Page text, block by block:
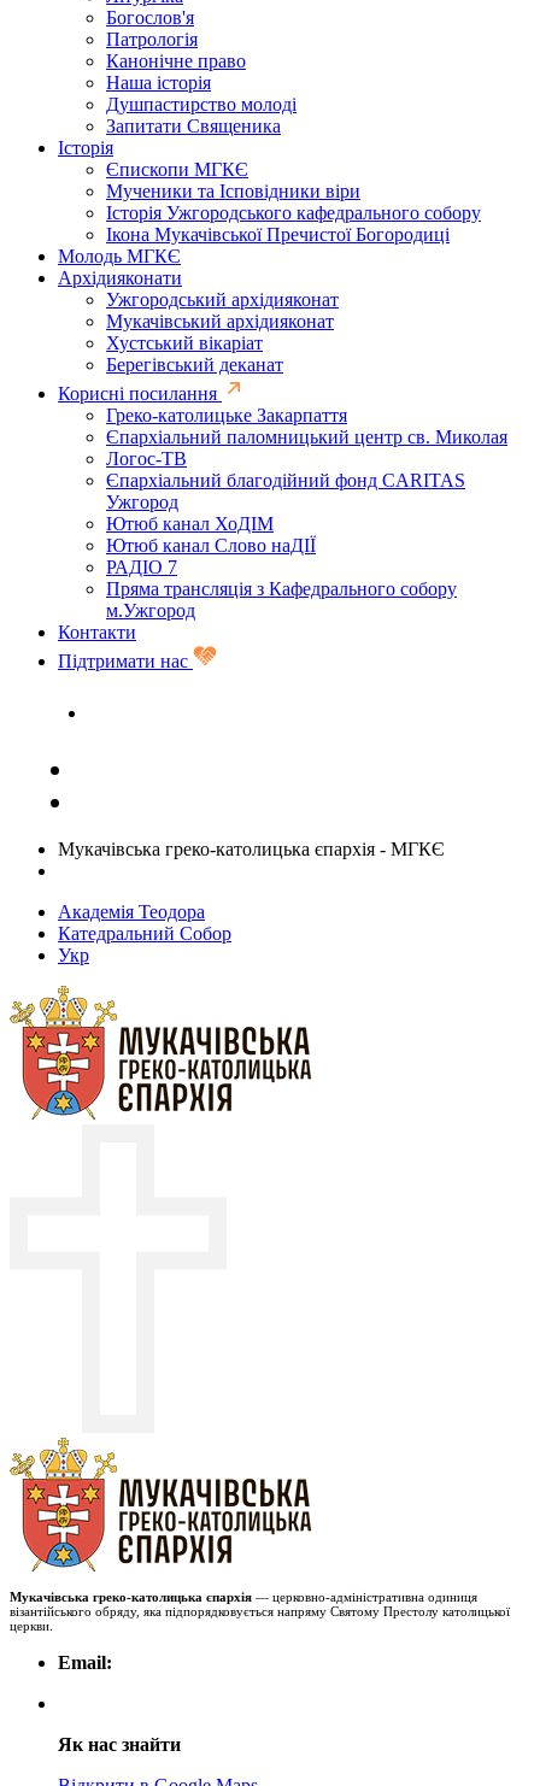
Богослов'я
Патрологія
Канонічне право
Наша історія
Душпастирство молоді
Запитати Священика
Історія
Єпископи МГКЄ
Мученики та Ісповідники віри
Історія Ужгородського кафедрального собору
Ікона Мукачівської Пречистої Богородиці
Молодь МГКЄ
Архідияконати
Ужгородський архідияконат
Мукачівський архідияконат
Хустський вікаріат
Берегівський деканат
Корисні посилання
Греко-католицьке Закарпаття
Єпархіальний паломницький центр св. Миколая
Логос-ТВ
Єпархіальний благодійний фонд CARITAS
Ужгород
Ютюб канал ХоДІМ
Ютюб канал Слово наДІЇ
РАДІО 7
Пряма трансляція з Кафедрального собору
м.Ужгород
Контакти
Підтримати нас
Мукачівська греко-католицька єпархія - МГКЄ
Академія Теодора
Катедральний Собор
Укр
Мукачівська греко-католицька єпархія — церковно-адміністративна одиниця
візантійського обряду, яка підпорядковується напряму Святому Престолу католицької
церкви.
Email:
Як нас знайти